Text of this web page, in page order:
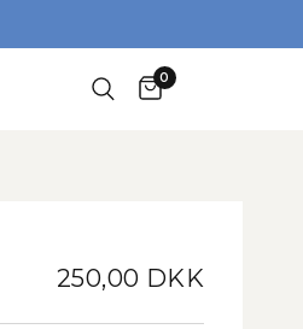
0
250,00 DKK